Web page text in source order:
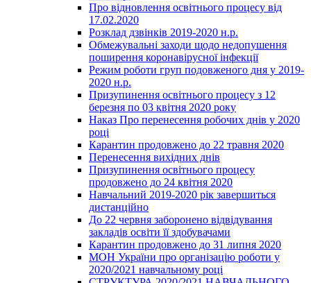
Про відновлення освітнього процесу від
17.02.2020
Розклад дзвінків 2019-2020 н.р.
Обмежувальні заходи щодо недопушення
поширення коронавірусної інфекції
Режим роботи груп подовженого дня у 2019-
2020 н.р.
Призупинення освітнього процесу з 12
березня по 03 квітня 2020 року
Наказ Про перенесення робочих днів у 2020
році
Карантин продовжено до 22 травня 2020
Перенесення вихідних днів
Призупинення освітнього процесу
продовжено до 24 квітня 2020
Навчальний 2019-2020 рік завершиться
дистанційно
До 22 червня заборонено відвідування
закладів освіти її здобувачами
Карантин продовжено до 31 липня 2020
МОН України про організацію роботи у
2020/2021 навчальному році